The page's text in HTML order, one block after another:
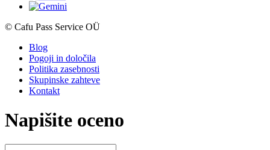
© Cafu Pass Service OÜ
Blog
Pogoji in določila
Politika zasebnosti
Skupinske zahteve
Kontakt
Napišite oceno